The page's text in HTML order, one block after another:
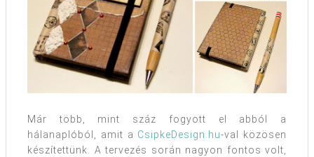
Már több, mint száz fogyott el abból a
hálanaplóból, amit a CsipkeDesign.hu-val közösen
készítettünk. A tervezés során nagyon fontos volt,